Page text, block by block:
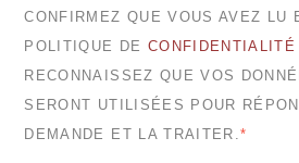
CONFIRMEZ QUE VOUS AVEZ LU
POLITIQUE DE CONFIDENTIALITÉ
RECONNAISSEZ QUE VOS
SERONT UTILISÉES POUR
DEMANDE ET LA TRAITER.*